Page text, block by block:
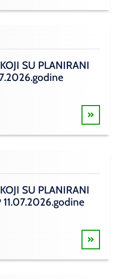
SU PLANIRANI
SU PLANIRANI
11.07.2026.godine